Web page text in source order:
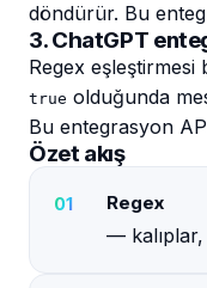
döndürür. Bu
3. ChatGPT
Regex
true olduğunda
Bu entegrasyon
Özet akış
Regex
— kalıplar,